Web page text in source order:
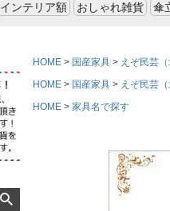
インテリア額 おしゃれ雑貨 傘
HOME 国産家具
えぞ民芸（
HOME
国産家具 えぞ民芸（
HOME
家具名で探す